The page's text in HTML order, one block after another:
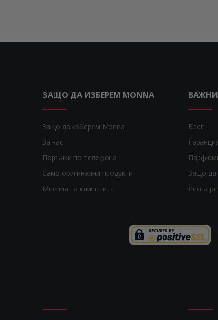
ЗАЩО ДА ИЗБЕРЕМ MONNA
Защо да изберем Monna
За нас
Поръчки по телефона
Само оригинални продукти
Мнения на клиентите
Блог
Защо да
Лесна